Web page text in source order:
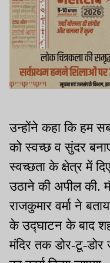
उन्होंने कहा कि हम
को स्वच्छ‍ व सुंदर
स्वच्छता के क्षेत्र में
उठाने की अपील की.
राजकुमार वर्मा ने
के उद्घाटन के बाद
मंदिर तक डोर-टू-